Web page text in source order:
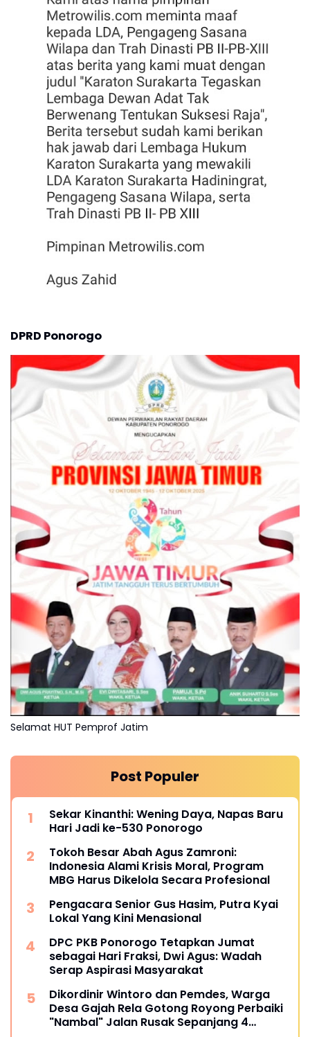
DPRD Ponorogo
Selamat HUT Pemprof Jatim
Post Populer
Sekar Kinanthi: Wening Daya, Napas Baru
Hari Jadi ke-530 Ponorogo
Tokoh Besar Abah Agus Zamroni:
Indonesia Alami Krisis Moral, Program
MBG Harus Dikelola Secara Profesional
Pengacara Senior Gus Hasim, Putra Kyai
Lokal Yang Kini Menasional
DPC PKB Ponorogo Tetapkan Jumat
sebagai Hari Fraksi, Dwi Agus: Wadah
Serap Aspirasi Masyarakat
Dikordinir Wintoro dan Pemdes, Warga
Desa Gajah Rela Gotong Royong Perbaiki
"Nambal" Jalan Rusak Sepanjang 4